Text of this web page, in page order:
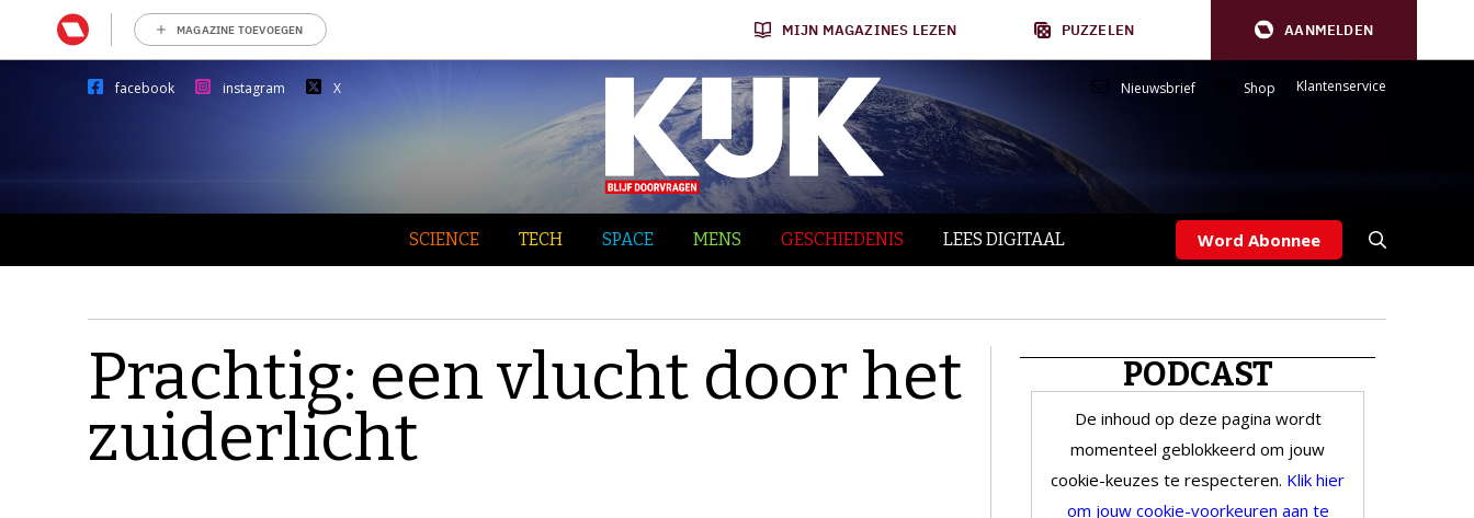
MAGAZINE TOEVOEGEN MIJN MAGAZINES LEZEN PUZZELEN AANMELDEN
facebook instagram X Nieuwsbrief Shop Klantenservice
SCIENCE TECH SPACE MENS GESCHIEDENIS LEES DIGITAAL Word Abonnee
Prachtig: een vlucht door het
zuiderlicht
PODCAST
De inhoud op deze pagina wordt
momenteel geblokkeerd om jouw
cookie-keuzes te respecteren. Klik hier
om jouw cookie-voorkeuren aan te